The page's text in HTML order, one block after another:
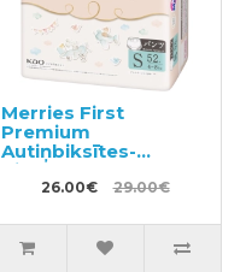
Merries First
Premium
Autiņbiksītes-
biksītes PS 4-8kg
52gab26.00€ 29.00€